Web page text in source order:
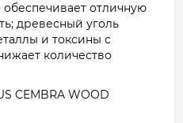
отличную
древесный уголь
и токсины с
количество
CEMBRA WOOD